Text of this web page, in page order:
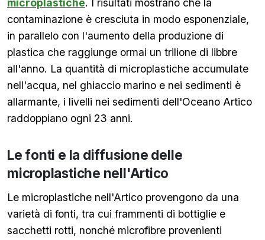
microplastiche. I risultati mostrano che la
contaminazione è cresciuta in modo esponenziale,
in parallelo con l'aumento della produzione di
plastica che raggiunge ormai un trilione di libbre
all'anno. La quantità di microplastiche accumulate
nell'acqua, nel ghiaccio marino e nei sedimenti è
allarmante, i livelli nei sedimenti dell'Oceano Artico
raddoppiano ogni 23 anni.
Le fonti e la diffusione delle
microplastiche nell'Artico
Le microplastiche nell'Artico provengono da una
varietà di fonti, tra cui frammenti di bottiglie e
sacchetti rotti, nonché microfibre provenienti